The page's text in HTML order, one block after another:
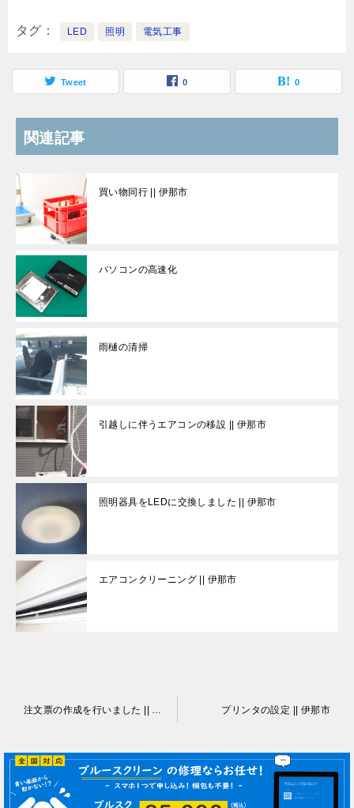
タグ LED 照明 電気工事
Tweet 0 0
関連記事
買い物同行 || 伊那市
パソコンの高速化
雨樋の清掃
引越しに伴うエアコンの移設 || 伊那市
照明器具をLEDに交換しました || 伊那市
エアコンクリーニング || 伊那市
ナ
ビ
注文票の作成を行いました || 伊那市 プリンタの設定 || 伊那市